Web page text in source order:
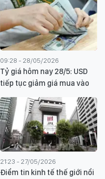
09:28 - 28/05/2026
Tỷ giá hôm nay 28/5: USD
tiếp tục giảm giá mua vào
21:23 - 27/05/2026
Điểm tin kinh tế thế giới nổi